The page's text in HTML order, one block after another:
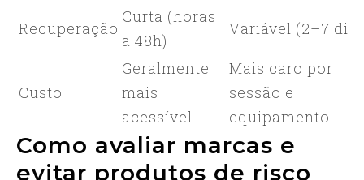
Recuperação
Curta (horas
a 48h)
Variável (2–7
Custo
Geralmente
mais
acessível
Mais caro por
sessão e
equipamento
Como avaliar marcas e
evitar produtos de risco